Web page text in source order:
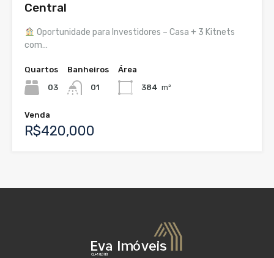
Central
Oportunidade para Investidores – Casa + 3 Kitnets
com…
Quartos
03
Banheiros
01
Área
384 m²
Venda
R$420,000